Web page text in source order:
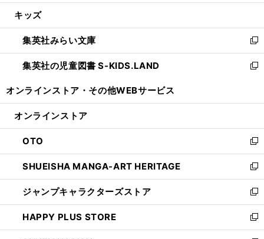
開
ウ
開
く
ン
ウ
で
開
く
ウ
ン
ド
ウ
で
し
ウ
ィ
ン
ド
開
キッズ
集英社みらい文庫
新
し
い
ン
ウ
で
開
く
集英社の児童図書 S-KIDS.LAND
新
ウ
ン
ド
ウ
で
開
く
オンラインストア・ その他WEBサービス
オンラインストア
OTO
新
し
い
ウ
ィ
ン
ド
ウ
SHUEISHA MANGA-ART HERITAGE
新
し
い
ウ
ィ
ン
ジャンプキャラクターズストア
新
し
い
ウ
HAPPY PLUS STORE
新
し